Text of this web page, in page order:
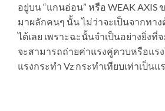
อยู่บน “แกนอ่อน” หรือ WEAK
มาผลักคนๆ นั้น ไม่ว่าจะเป็นจากท
ได้เลย เพราะฉะนั้นจำเป็นอย่างยิ่ง
จะสามารถถ่ายค่าแรงคู่ควบหรือแร
แรงกระทำ Vz กระทำเทียบเท่าเป็